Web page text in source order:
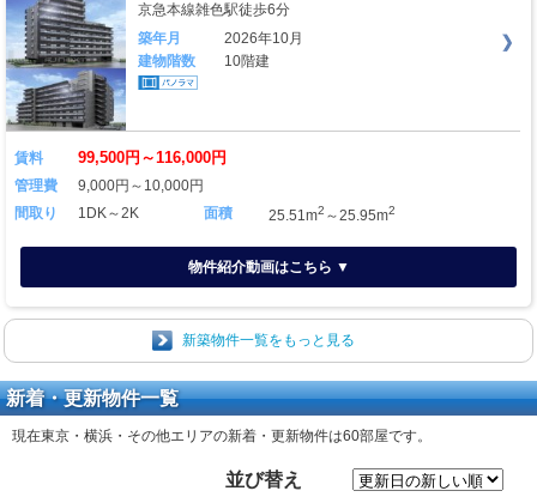
京急本線雑色駅徒歩6分
築年月
2026年10月
建物階数
10階建
賃料 99,500円～116,000円
管理費
9,000円～10,000円
間取り
1DK～2K 面積 25.51m2 ～25.95m2
物件紹介動画はこちら ▼
新築物件一覧をもっと見る
新着・更新物件一覧
現在東京・横浜・その他エリアの新着・更新物件は60部屋です。
並び替え